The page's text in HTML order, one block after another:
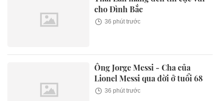
cho Đình Bắc
36 phút trước
Ông Jorge Messi - Cha của
Lionel Messi qua đời ở tuổi 68
36 phút trước